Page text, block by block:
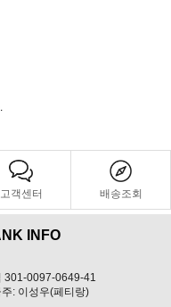
고객센터 배송조회
INFO
301-0097-0649-41
: 이성우(페티랑)